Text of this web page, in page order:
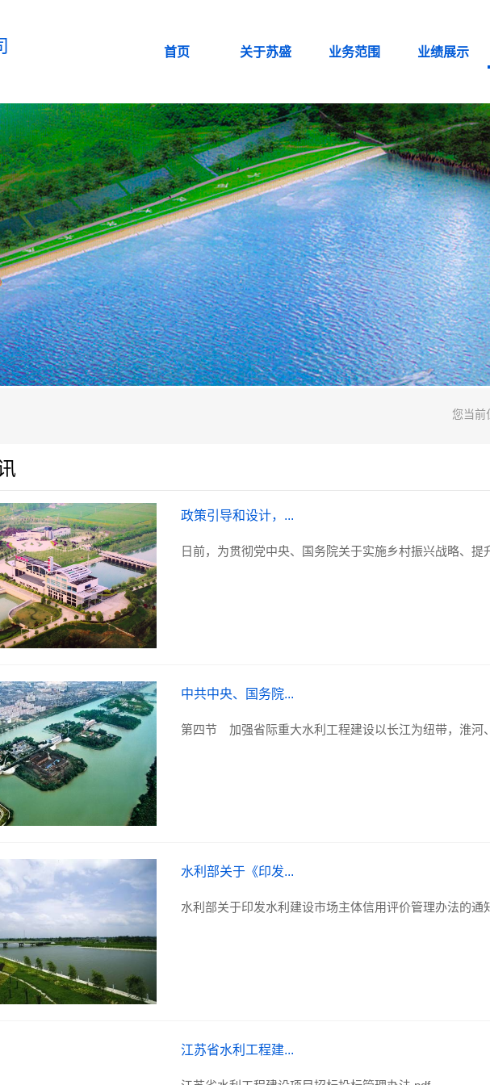
首页 关于苏盛 业务范围 业绩展示
您当前
政策引导和设计，...
日前，为贯彻党中央、国务院关于实施乡村振兴战略、提
中共中央、国务院...
第四节 加强省际重大水利工程建设以长江为纽带，淮河
水利部关于《印发...
水利部关于印发水利建设市场主体信用评价管理办法的通
江苏省水利工程建...